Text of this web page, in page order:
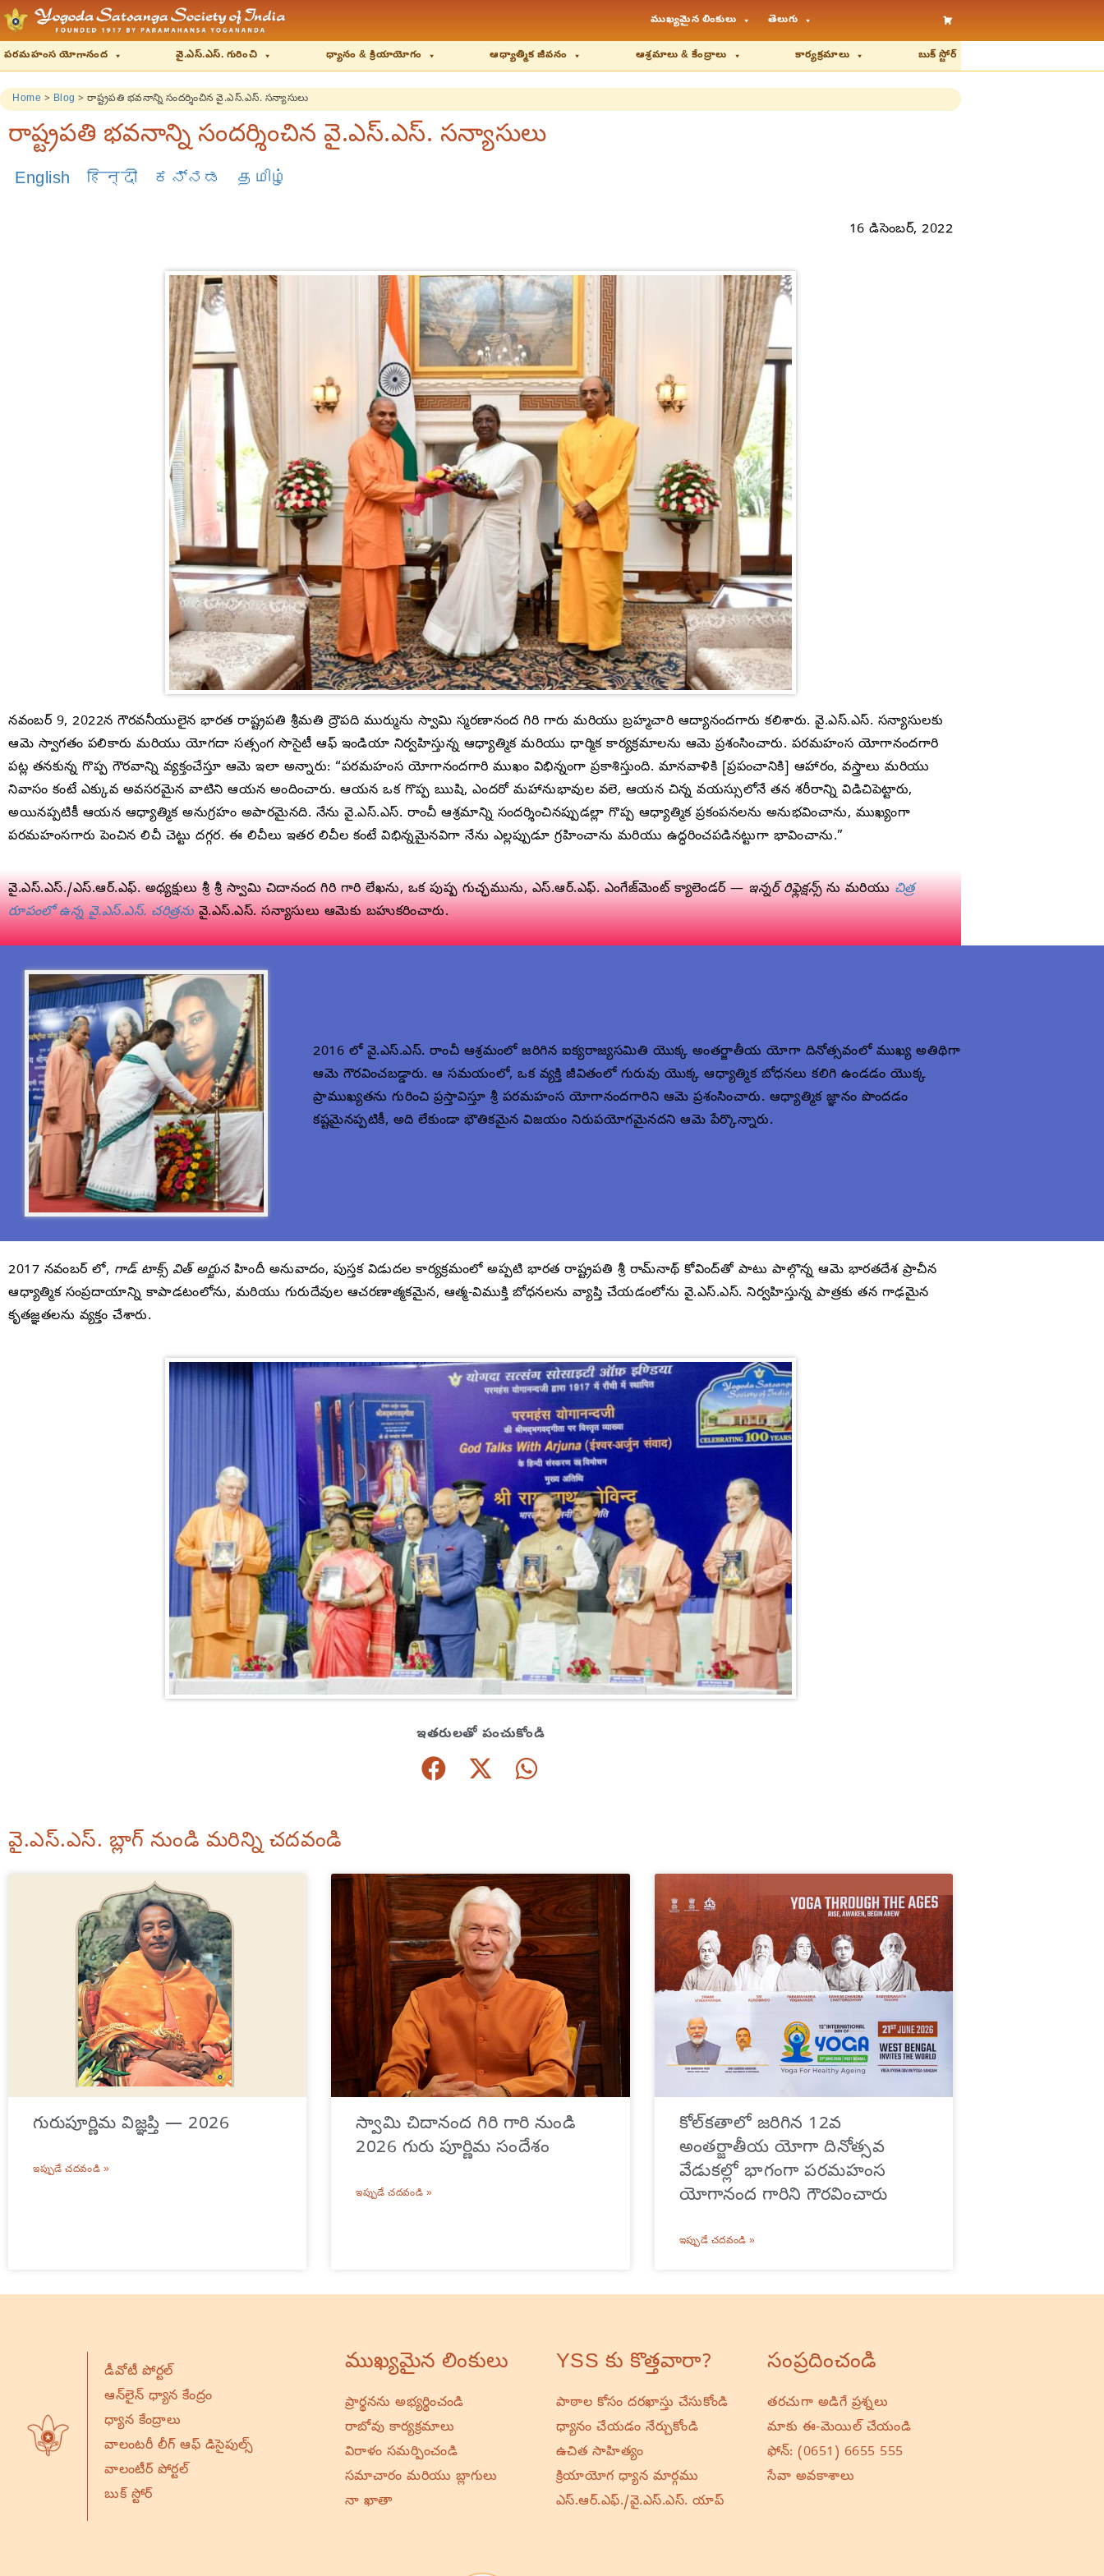
ముఖ్యమైన లింకులు తెలుగు
పరమహంస యోగానంద వై.ఎస్.ఎస్. గురించి ధ్యానం & క్రియాయోగం ఆధ్యాత్మిక జీవనం ఆశ్రమాలు & కేంద్రాలు కార్యక్రమాలు బుక్ స్టోర్
Home > Blog > రాష్ట్రపతి భవనాన్ని సందర్శించిన వై.ఎస్.ఎస్. సన్యాసులు
రాష్ట్రపతి భవనాన్ని సందర్శించిన వై.ఎస్.ఎస్. సన్యాసులు
English हिन्दी ಕನ್ನಡ தமிழ்
16 డిసెంబర్, 2022
నవంబర్ 9, 2022న గౌరవనీయులైన భారత రాష్ట్రపతి శ్రీమతి ద్రౌపది ముర్మును స్వామి స్మరణానంద గిరి గారు మరియు బ్రహ్మచారి ఆద్యానందగారు కలిశారు. వై.ఎస్.ఎస్. సన్యాసులకు
ఆమె స్వాగతం పలికారు మరియు యోగదా సత్సంగ సొసైటీ ఆఫ్ ఇండియా నిర్వహిస్తున్న ఆధ్యాత్మిక మరియు ధార్మిక కార్యక్రమాలను ఆమె ప్రశంసించారు. పరమహంస యోగానందగారి
పట్ల తనకున్న గొప్ప గౌరవాన్ని వ్యక్తంచేస్తూ ఆమె ఇలా అన్నారు: “పరమహంస యోగానందగారి ముఖం విభిన్నంగా ప్రకాశిస్తుంది. మానవాళికి [ప్రపంచానికి] ఆహారం, వస్త్రాలు మరియు
నివాసం కంటే ఎక్కువ అవసరమైన వాటిని ఆయన అందించారు. ఆయన ఒక గొప్ప ఋషి, ఎందరో మహానుభావుల వలె, ఆయన చిన్న వయస్సులోనే తన శరీరాన్ని విడిచిపెట్టారు,
అయినప్పటికీ ఆయన ఆధ్యాత్మిక అనుగ్రహం అపారమైనది. నేను వై.ఎస్.ఎస్. రాంచీ ఆశ్రమాన్ని సందర్శించినప్పుడల్లా గొప్ప ఆధ్యాత్మిక ప్రకంపనలను అనుభవించాను, ముఖ్యంగా
పరమహంసగారు పెంచిన లిచీ చెట్టు దగ్గర. ఈ లిచీలు ఇతర లిచీల కంటే విభిన్నమైనవిగా నేను ఎల్లప్పుడూ గ్రహించాను మరియు ఉద్ధరించపడినట్టుగా భావించాను.”
వై.ఎస్.ఎస్./ఎస్.ఆర్.ఎఫ్. అధ్యక్షులు శ్రీ శ్రీ స్వామి చిదానంద గిరి గారి లేఖను, ఒక పుష్ప గుచ్ఛమును, ఎస్.ఆర్.ఎఫ్. ఎంగేజ్‌మెంట్ క్యాలెండర్ —ఇన్నర్ రిఫ్లెక్షన్స్ను మరియుచిత్ర
రూపంలో ఉన్న వై.ఎస్.ఎస్. చరిత్రనువై.ఎస్.ఎస్. సన్యాసులు ఆమెకు బహుకరించారు.
2016 లో వై.ఎస్.ఎస్. రాంచీ ఆశ్రమంలో జరిగిన ఐక్యరాజ్యసమితి యొక్క అంతర్జాతీయ యోగా దినోత్సవంలో ముఖ్య అతిథిగా
ఆమె గౌరవించబడ్డారు. ఆ సమయంలో, ఒక వ్యక్తి జీవితంలో గురువు యొక్క ఆధ్యాత్మిక బోధనలు కలిగి ఉండడం యొక్క
ప్రాముఖ్యతను గురించి ప్రస్తావిస్తూ శ్రీ పరమహంస యోగానందగారిని ఆమె ప్రశంసించారు. ఆధ్యాత్మిక జ్ఞానం పొందడం
కష్టమైనప్పటికీ, అది లేకుండా భౌతికమైన విజయం నిరుపయోగమైనదని ఆమె పేర్కొన్నారు.
2017 నవంబర్ లో, గాడ్ టాక్స్ విత్ అర్జునహిందీ అనువాదం, పుస్తక విడుదల కార్యక్రమంలో అప్పటి భారత రాష్ట్రపతి శ్రీ రామ్‌నాథ్ కోవింద్‌తో పాటు పాల్గొన్న ఆమె భారతదేశ ప్రాచీన
ఆధ్యాత్మిక సంప్రదాయాన్ని కాపాడటంలోను, మరియు గురుదేవుల ఆచరణాత్మకమైన, ఆత్మ-విముక్తి బోధనలను వ్యాప్తి చేయడంలోను వై.ఎస్.ఎస్. నిర్వహిస్తున్న పాత్రకు తన గాఢమైన
కృతజ్ఞతలను వ్యక్తం చేశారు.
ఇతరులతో పంచుకోండి
వై.ఎస్.ఎస్. బ్లాగ్ నుండి మరిన్ని చదవండి
గురుపూర్ణిమ విజ్ఞప్తి — 2026
ఇప్పుడే చదవండి »
స్వామి చిదానంద గిరి గారి నుండి
2026 గురు పూర్ణిమ సందేశం
ఇప్పుడే చదవండి »
కోల్‌కతాలో జరిగిన 12వ
అంతర్జాతీయ యోగా దినోత్సవ
వేడుకల్లో భాగంగా పరమహంస
యోగానంద గారిని గౌరవించారు
ఇప్పుడే చదవండి »
డీవోటీ పోర్టల్
ఆన్‌లైన్ ధ్యాన కేంద్రం
ధ్యాన కేంద్రాలు
వాలంటరీ లీగ్ ఆఫ్ డిసైపుల్స్
వాలంటీర్ పోర్టల్
బుక్ స్టోర్
ముఖ్యమైన లింకులు
ప్రార్థనను అభ్యర్థించండి
రాబోవు కార్యక్రమాలు
విరాళం సమర్పించండి
సమాచారం మరియు బ్లాగులు
నా ఖాతా
YSS కు కొత్తవారా?
పాఠాల కోసం దరఖాస్తు చేసుకోండి
ధ్యానం చేయడం నేర్చుకోండి
ఉచిత సాహిత్యం
క్రియాయోగ ధ్యాన మార్గము
ఎస్.ఆర్.ఎఫ్./వై.ఎస్.ఎస్. యాప్
సంప్రదించండి
తరచుగా అడిగే ప్రశ్నలు
మాకు ఈ-మెయిల్ చేయండి
ఫోన్:(0651) 6655 555
సేవా అవకాశాలు